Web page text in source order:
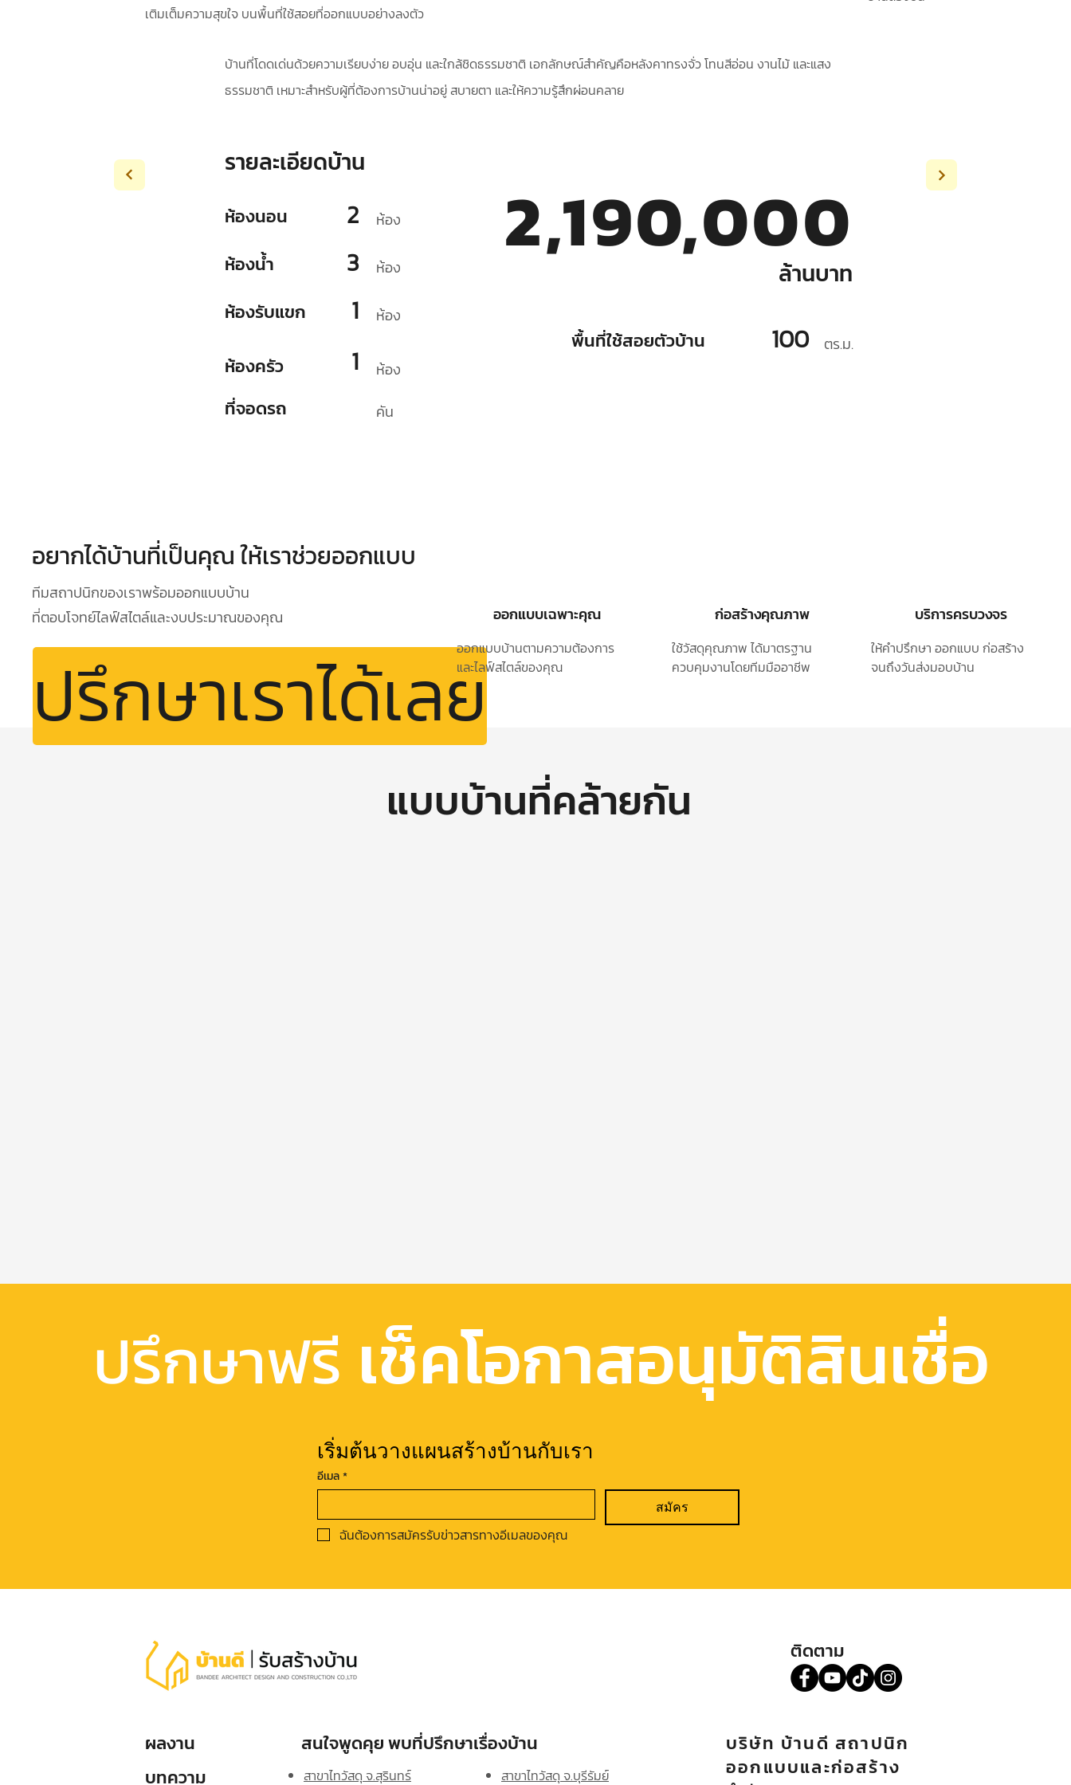
เติมเต็มความสุขใจ บนพื้นที่ใช้สอยที่ออกแบบอย่างลงตัว
บ้านที่โดดเด่นด้วยความเรียบง่าย อบอุ่น และใกล้ชิดธรรมชาติ เอกลักษณ์สำคัญคือหลังคาทรงจั่ว โทนสีอ่อน งานไม้ และแสง
ธรรมชาติ เหมาะสำหรับผู้ที่ต้องการบ้านน่าอยู่ สบายตา และให้ความรู้สึกผ่อนคลาย
รายละเอียดบ้าน
ห้องนอน 2 ห้อง
ห้องน้ำ 3 ห้อง
ห้องรับแขก 1 ห้อง
ห้องครัว 1 ห้อง
ที่จอดรถ คัน
2,190,000
ล้านบาท
พื้นที่ใช้สอยตัวบ้าน 100 ตร.ม.
อยากได้บ้านที่เป็นคุณ ให้เราช่วยออกแบบ
ทีมสถาปนิกของเราพร้อมออกแบบบ้าน
ที่ตอบโจทย์ไลฟ์สไตล์และงบประมาณของคุณ
ปรึกษาเราได้เลย
ออกแบบเฉพาะคุณ
ออกแบบบ้านตามความต้องการ
และไลฟ์สไตล์ของคุณ
ก่อสร้างคุณภาพ
ใช้วัสดุคุณภาพ ได้มาตรฐาน
ควบคุมงานโดยทีมมืออาชีพ
บริการครบวงจร
ให้คำปรึกษา ออกแบบ ก่อสร้าง
จนถึงวันส่งมอบบ้าน
แบบบ้านที่คล้ายกัน
ปรึกษาฟรี เช็คโอกาสอนุมัติสินเชื่อ
เริ่มต้นวางแผนสร้างบ้านกับเรา
อีเมล*
สมัคร
ฉันต้องการสมัครรับข่าวสารทางอีเมลของคุณ
ผลงาน
บทความ
สนใจพูดคุย พบที่ปรึกษาเรื่องบ้าน
สาขาไทวัสดุ จ.สุรินทร์ สาขาไทวัสดุ จ.บุรีรัมย์
ติดตาม
บริษัท บ้านดี สถาปนิก
ออกแบบและก่อสร้าง